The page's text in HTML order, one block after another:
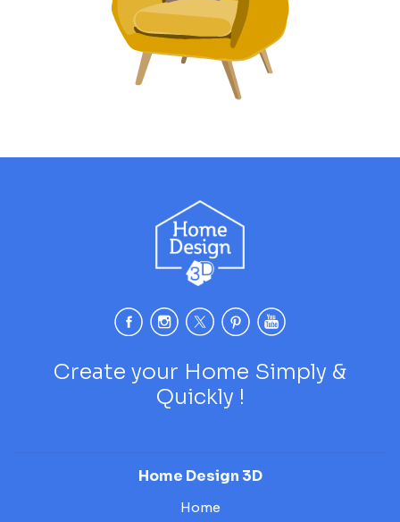
Create your Home Simply &
Quickly !
Home Design 3D
Home